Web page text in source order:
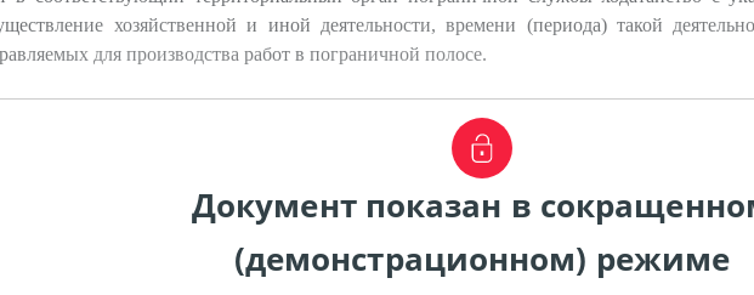
хозяйственной и иной деятельности, времени (периода) такой
для производства работ в пограничной полосе.
Документ показан в
(демонстрационном) режиме